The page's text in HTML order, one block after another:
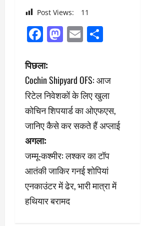
Post Views: 11
Facebook
Mastodon
Email
पो
स्ट
ने
वि
गे
श
न
पिछला:
Cochin Shipyard OFS: आज
रिटेल निवेशकों के लिए खुला
कोचिन शिपयार्ड का ओएफएस,
जानिए कैसे कर सकते हैं अप्लाई
अगला:
जम्मू-कश्मीर: लश्कर का टॉप
आतंकी जाकिर गनई शोपियां
एनकाउंटर में ढेर, भारी मात्रा में
हथियार बरामद